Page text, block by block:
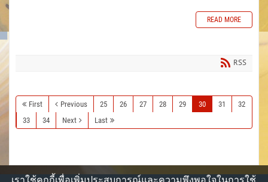
READ MORE
RSS
First Previous 25 26 27 28 29 30 31
32
33
34 Next Last